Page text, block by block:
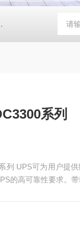
YDC9100-RT 9320
系列
列 UPS可为用户提
的高可靠性要求。